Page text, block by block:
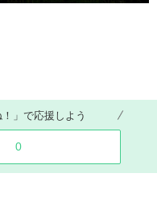
」で応援しよう
0